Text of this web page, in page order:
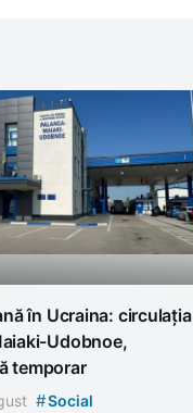
în Ucraina: circulația
Udobnoe,
temporar
#Social